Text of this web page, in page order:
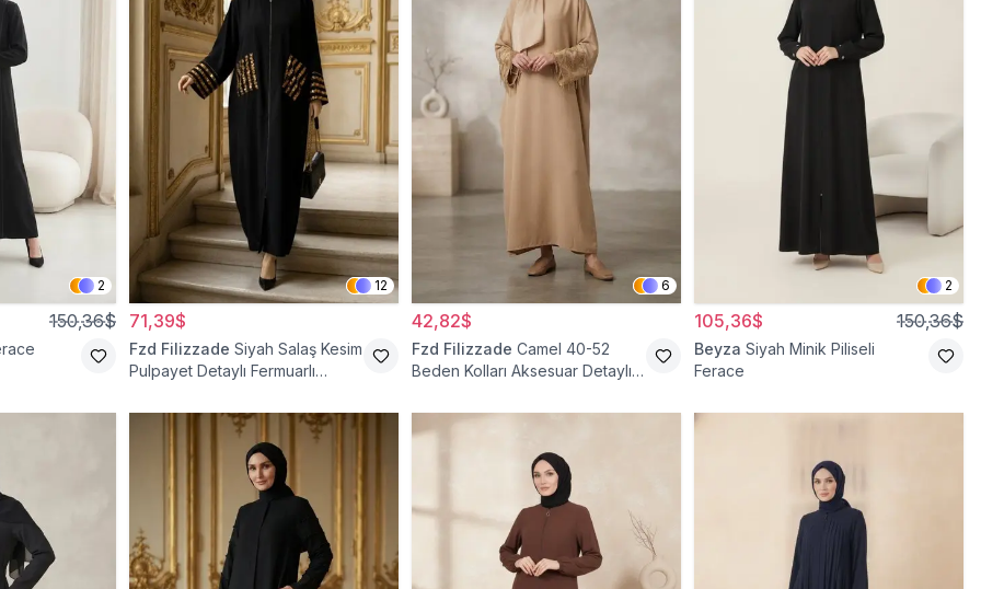
2
150,36$
12
71,39$
Fzd Filizzade Siyah Salaş Kesim
Pulpayet Detaylı Fermuarlı
6
42,82$
Fzd Filizzade Camel 40-52
Beden Kolları Aksesuar Detaylı
2
105,36$ 150,36$
Beyza Siyah Minik Piliseli
Ferace